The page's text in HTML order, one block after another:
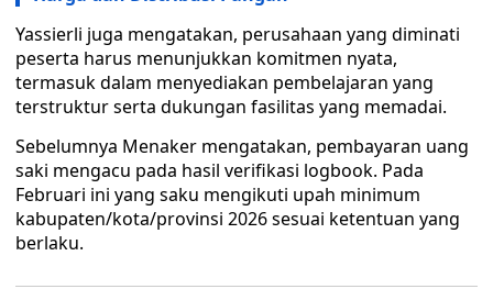
Yassierli juga mengatakan, perusahaan yang diminati
peserta harus menunjukkan komitmen nyata,
termasuk dalam menyediakan pembelajaran yang
terstruktur serta dukungan fasilitas yang memadai.
Sebelumnya Menaker mengatakan, pembayaran uang
saki mengacu pada hasil verifikasi logbook. Pada
Februari ini yang saku mengikuti upah minimum
kabupaten/kota/provinsi 2026 sesuai ketentuan yang
berlaku.